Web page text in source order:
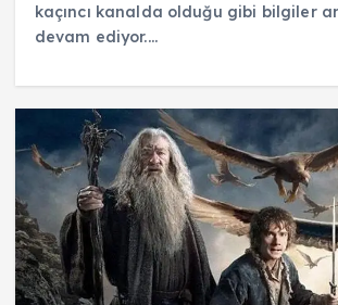
kaçıncı kanalda olduğu gibi bilgiler
devam ediyor.…